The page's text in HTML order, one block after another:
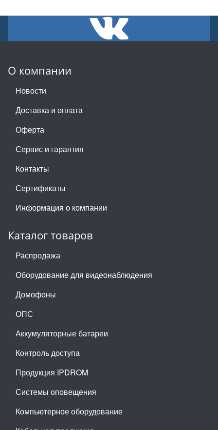
О компании
Новости
Доставка и оплата
Оферта
Сервис и гарантия
Контакты
Сертификаты
Информация о компании
Каталог товаров
Распродажа
Оборудование для видеонаблюдения
Домофоны
ОПС
Аккумуляторные батареи
Контроль доступа
Продукция IPDROM
Системы оповещения
Компьютерное оборудование